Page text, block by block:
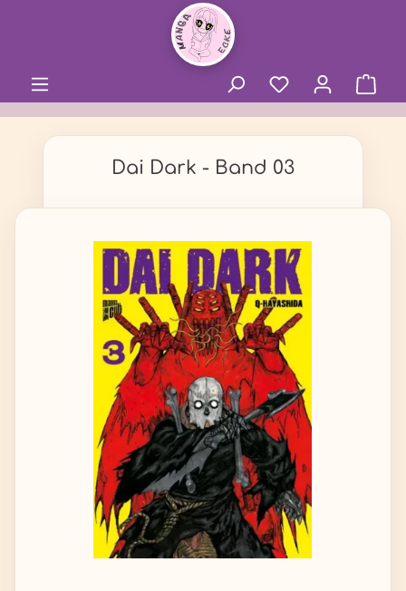
Dai Dark - Band 03
Bildergalerie überspringen